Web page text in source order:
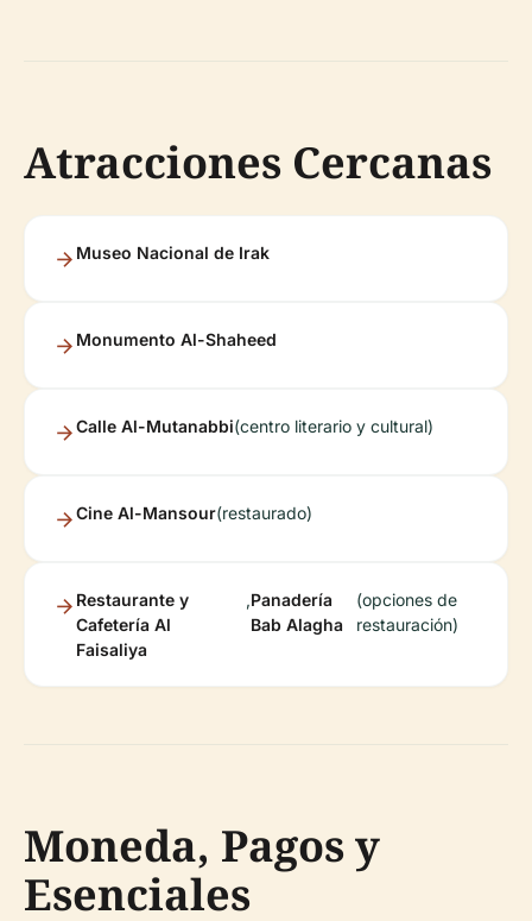
Atracciones Cercanas
Museo Nacional de Irak
Monumento Al-Shaheed
Calle Al-Mutanabbi(centro literario y cultural)
Cine Al-Mansour(restaurado)
Restaurante y
Cafetería Al
Faisaliya
,Panadería
Bab Alagha
(opciones de
restauración)
Moneda, Pagos y
Esenciales